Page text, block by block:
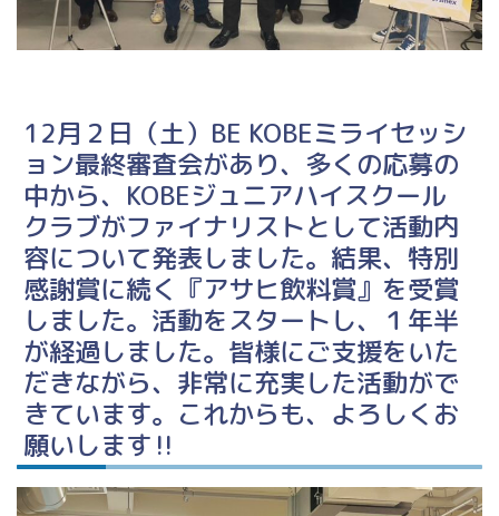
12月２日（土）BE KOBEミライセッシ
ョン最終審査会があり、多くの応募の
中から、KOBEジュニアハイスクール
クラブがファイナリストとして活動内
容について発表しました。結果、特別
感謝賞に続く『アサヒ飲料賞』を受賞
しました。活動をスタートし、１年半
が経過しました。皆様にご支援をいた
だきながら、非常に充実した活動がで
きています。これからも、よろしくお
願いします‼